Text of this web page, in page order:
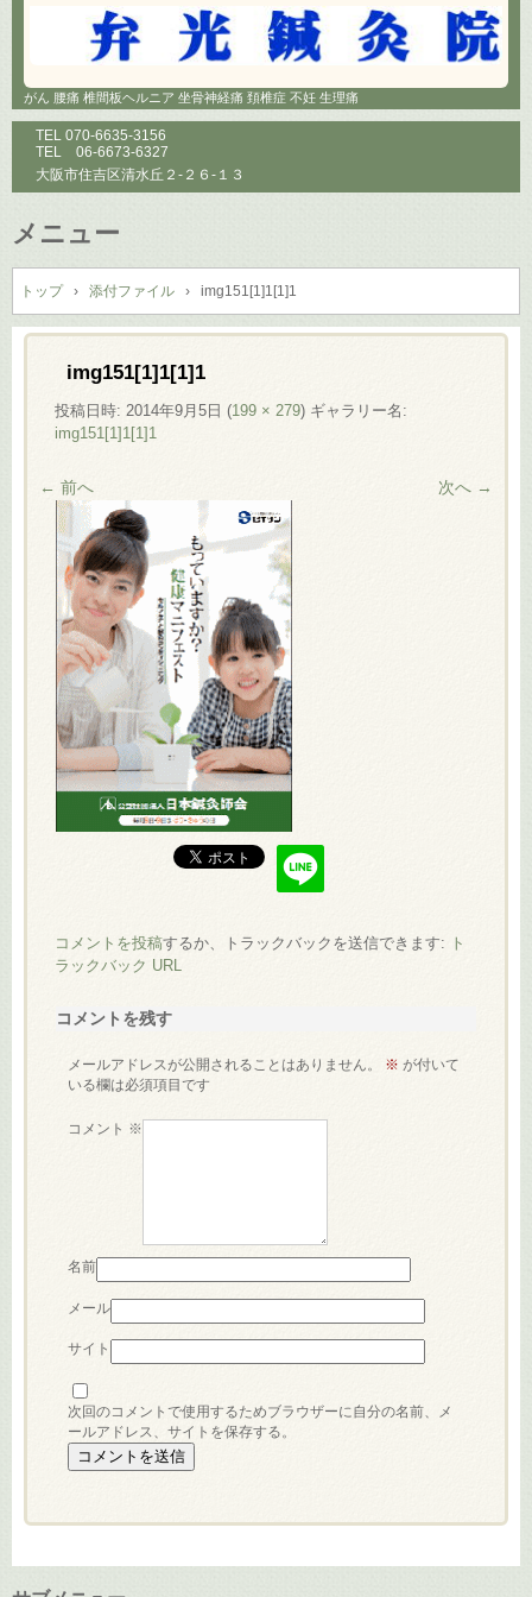
がん 腰痛 椎間板ヘルニア 坐骨神経痛 頚椎症 不妊 生理痛
TEL 070-6635-3156
TEL 06-6673-6327
大阪市住吉区清水丘２-２６-１３
メニュー
コ
ン
テ
ン
トップ › 添付ファイル › img151[1]1[1]1
img151[1]1[1]1
投稿日時: 2014年9月5日 (199 × 279) ギャラリー名:
img151[1]1[1]1
← 前へ 次へ →
コメントを投稿するか、トラックバックを送信できます: ト
ラックバック URL
コメントを残す
メールアドレスが公開されることはありません。 ※ が付いて
いる欄は必須項目です
コメント ※
名前
メール
サイト
次回のコメントで使用するためブラウザーに自分の名前、メ
ールアドレス、サイトを保存する。